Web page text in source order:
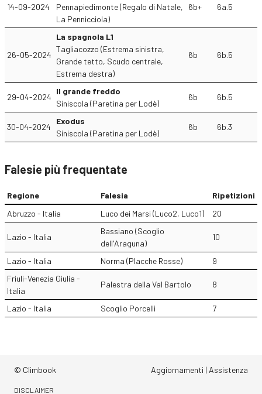
14-09-2024
Pennapiedimonte (Regalo di Natale,
La Pennicciola)
6b+ 6a.5
26-05-2024
La spagnola L1
Tagliacozzo (Estrema sinistra,
Grande tetto, Scudo centrale,
Estrema destra)
6b 6b.5
29-04-2024
Il grande freddo
Siniscola (Paretina per Lodè)
6b 6b.5
30-04-2024
Exodus
Siniscola (Paretina per Lodè)
6b 6b.3
Falesie più frequentate
Regione Falesia
Ripetizioni
Abruzzo - Italia
Luco dei Marsi (Luco2, Luco1) 20
Lazio - Italia
Bassiano (Scoglio
dell'Araguna)
10
Lazio - Italia Norma (Placche Rosse)
9
Friuli-Venezia Giulia -
Italia
Palestra della Val Bartolo 8
Lazio - Italia Scoglio Porcelli 7
© Climbook Aggiornamenti | Assistenza
DISCLAIMER